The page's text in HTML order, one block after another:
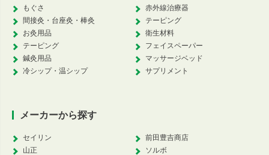
もぐさ
間接灸・台座灸・棒灸
お灸用品
テーピング
鍼灸用品
冷シップ・温シップ
赤外線治療器
テーピング
衛生材料
フェイスペーパー
マッサージベッド
サプリメント
メーカーから探す
セイリン
山正
前田豊吉商店
ソルボ